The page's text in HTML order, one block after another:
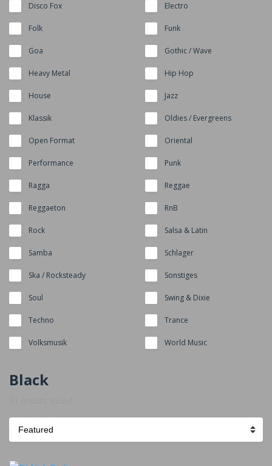
Disco Fox Electro
Folk Funk
Goa Gothic / Wave
Heavy Metal Hip Hop
House Jazz
Klassik Oldies / Evergreens
Open Format Oriental
Performance Punk
Ragga Reggae
Reggaeton RnB
Rock Salsa & Latin
Samba Schlager
Ska / Rocksteady Sonstiges
Soul Swing & Dixie
Techno Trance
Volksmusik World Music
Black
Sort
by: